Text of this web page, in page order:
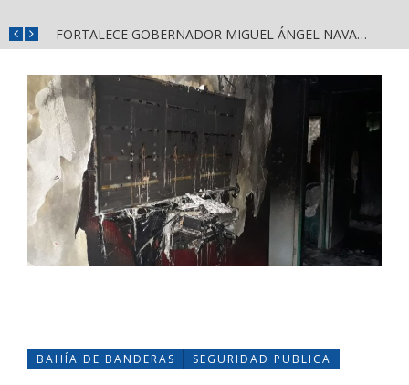
FORTALECE GOBERNADOR MIGUEL ÁNGEL NAVARRO LA COORDINACIÓN CON EL SECTOR EDUCATIVO EN NAYARIT
BAHÍA DE BANDERAS SEGURIDAD PUBLICA